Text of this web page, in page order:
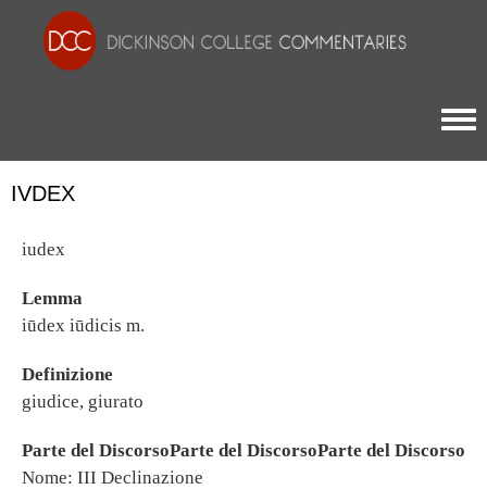
IVDEX
iudex
Lemma
iūdex iūdicis m.
Definizione
giudice, giurato
Parte del DiscorsoParte del DiscorsoParte del Discorso
Nome: III Declinazione